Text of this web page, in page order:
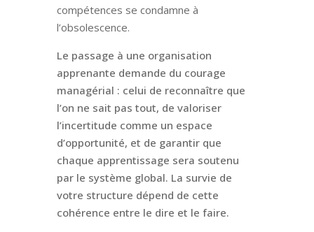
compétences se condamne à
l’obsolescence.
Le passage à une organisation
apprenante demande du courage
managérial : celui de reconnaître que
l’on ne sait pas tout, de valoriser
l’incertitude comme un espace
d’opportunité, et de garantir que
chaque apprentissage sera soutenu
par le système global. La survie de
votre structure dépend de cette
cohérence entre le dire et le faire.